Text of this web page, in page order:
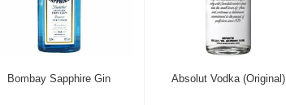
Bombay Sapphire Gin Absolut Vodka (Original)